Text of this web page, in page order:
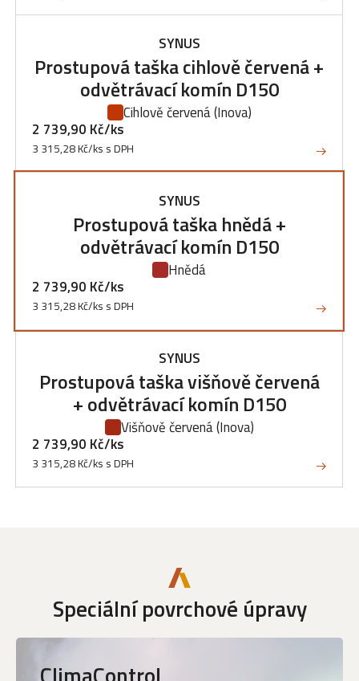
SYNUS
Prostupová taška cihlově červená +
odvětrávací komín D150
Cihlově červená(Inova)
2 739,90 Kč/ks
3 315,28 Kč/ks s DPH
SYNUS
Prostupová taška hnědá +
odvětrávací komín D150
Hnědá
2 739,90 Kč/ks
3 315,28 Kč/ks s DPH
SYNUS
Prostupová taška višňově červená
+ odvětrávací komín D150
Višňově červená(Inova)
2 739,90 Kč/ks
3 315,28 Kč/ks s DPH
Speciální povrchové úpravy